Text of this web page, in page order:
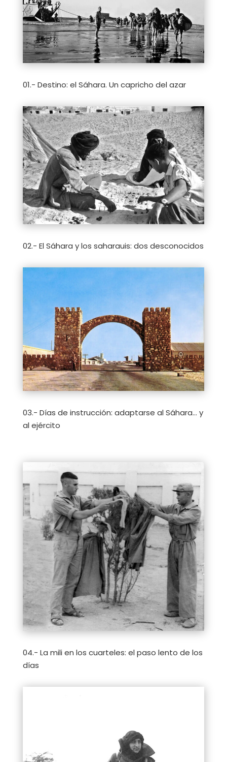
01.- Destino: el Sáhara. Un capricho del azar
02.- El Sáhara y los saharauis: dos desconocidos
03.- Días de instrucción: adaptarse al Sáhara… y
al ejército
04.- La mili en los cuarteles: el paso lento de los
días